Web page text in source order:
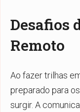
Desafios
Remoto
Ao fazer trilhas
preparado para
surgir. A